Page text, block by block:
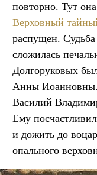
повторно. Тут
Верховный
распущен.
сложилась
Долгоруковых
Анны Иоанновны.
Василий
Ему
и дожить до
опального